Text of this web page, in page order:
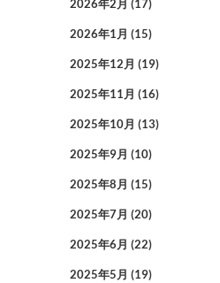
2026年2月 (17)
2026年1月 (15)
2025年12月 (19)
2025年11月 (16)
2025年10月 (13)
2025年9月 (10)
2025年8月 (15)
2025年7月 (20)
2025年6月 (22)
2025年5月 (19)